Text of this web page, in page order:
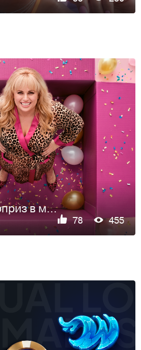
Большой сюрприз в маленькой комнате. Рекламный Ai визуал
78 455